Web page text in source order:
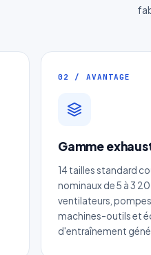
02 / AVANTAGE
Gamme
14 tailles standard
nominaux de 5 à 3
ventilateurs,
machines-outils et
d'entraînement
Devis
Réponse sous
complet